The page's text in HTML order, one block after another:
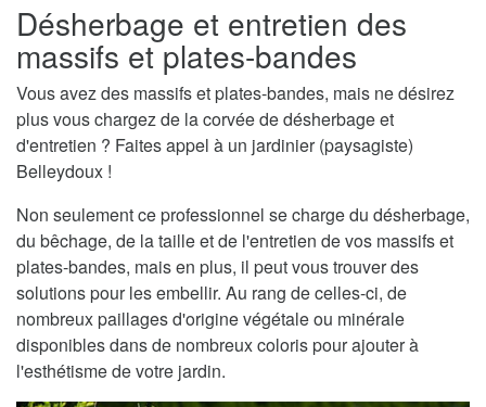
Désherbage et entretien des
massifs et plates-bandes
Vous avez des massifs et plates-bandes, mais ne désirez
plus vous chargez de la corvée de désherbage et
d'entretien ? Faites appel à un jardinier (paysagiste)
Belleydoux !
Non seulement ce professionnel se charge du désherbage,
du bêchage, de la taille et de l'entretien de vos massifs et
plates-bandes, mais en plus, il peut vous trouver des
solutions pour les embellir. Au rang de celles-ci, de
nombreux paillages d'origine végétale ou minérale
disponibles dans de nombreux coloris pour ajouter à
l'esthétisme de votre jardin.